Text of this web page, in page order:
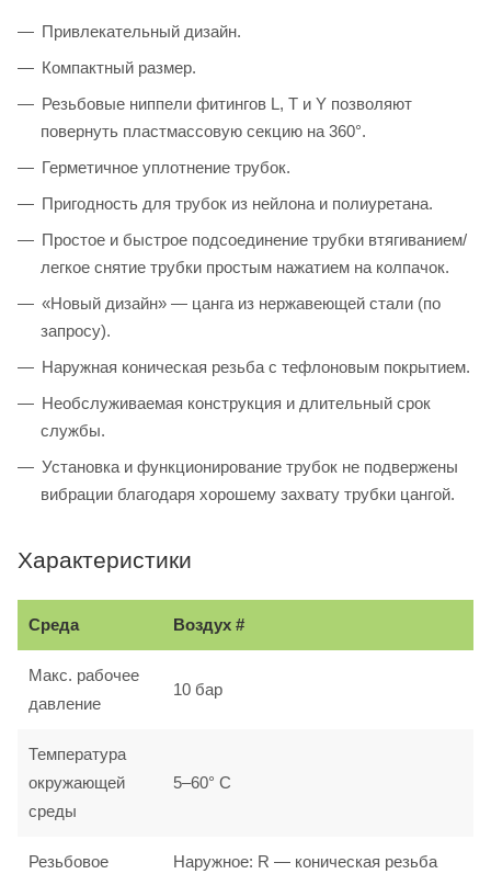
Привлекательный дизайн.
Компактный размер.
Резьбовые ниппели фитингов L, T и Y позволяют
повернуть пластмассовую секцию на 360°.
Герметичное уплотнение трубок.
Пригодность для трубок из нейлона и полиуретана.
Простое и быстрое подсоединение трубки втягиванием/
легкое снятие трубки простым нажатием на колпачок.
«Новый дизайн» — цанга из нержавеющей стали (по
запросу).
Наружная коническая резьба с тефлоновым покрытием.
Необслуживаемая конструкция и длительный срок
службы.
Установка и функционирование трубок не подвержены
вибрации благодаря хорошему захвату трубки цангой.
Характеристики
Среда Воздух #
Макс. рабочее
давление
10 бар
Температура
окружающей
среды
5–60° С
Резьбовое Наружное: R — коническая резьба